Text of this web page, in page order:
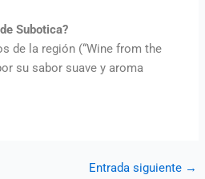
Subotica?
de la región (“Wine from the
su sabor suave y aroma
Entrada siguiente →